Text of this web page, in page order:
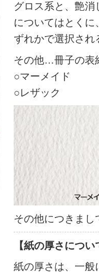
グロス系と、艶消
についてはとく
ずれかで選択され
その他…冊子の表
○マーメイド
○レザック
その他につきま
【紙の厚さについ
紙の厚さは、一般